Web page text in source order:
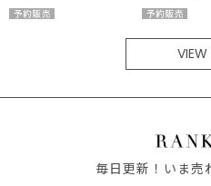
VIEW
毎日更新！いま売